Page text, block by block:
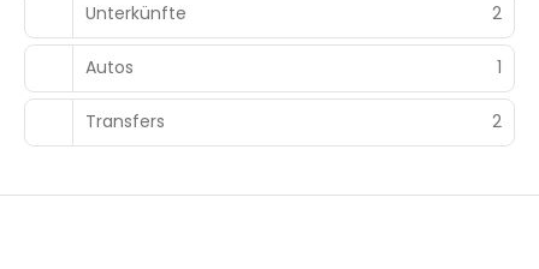
Unterkünfte 2
Autos 1
Transfers 2